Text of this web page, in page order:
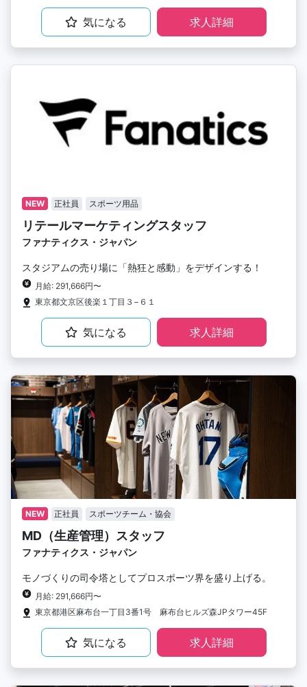
気になる 求人詳細
NEW 正社員 スポーツ用品
リテールマーケティングスタッフ
ファナティクス・ジャパン
スタジアムの売り場に「熱狂と感動」をデザインする！
月給: 291,666円〜
東京都文京区後楽１丁目３−６１
気になる 求人詳細
NEW 正社員 スポーツチーム・協会
MD（生産管理）スタッフ
ファナティクス・ジャパン
モノづくりの司令塔としてプロスポーツ界を盛り上げる。
月給: 291,666円〜
東京都港区麻布台一丁目3番1号 麻布台ヒルズ森JPタワー45F
気になる 求人詳細